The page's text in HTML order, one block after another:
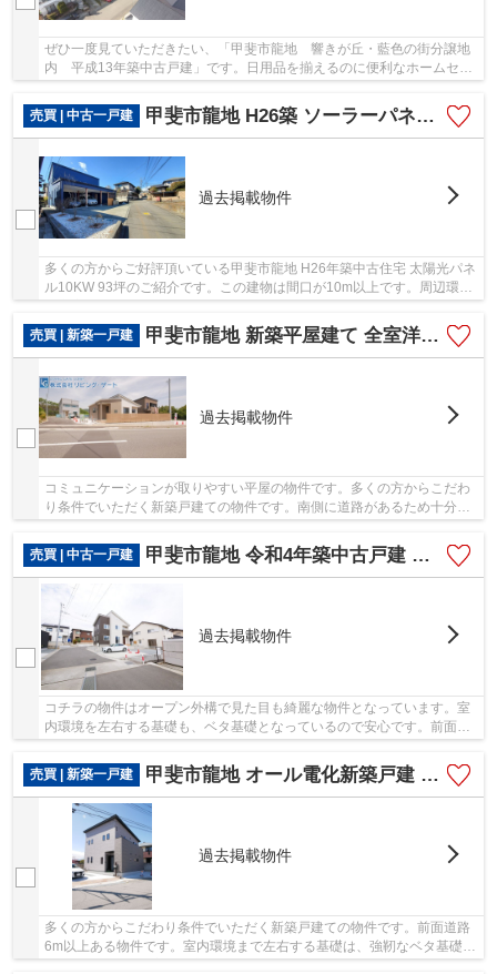
ぜひ一度見ていただきたい、「甲斐市龍地 響きが丘・藍色の街分譲地
内 平成13年築中古戸建」です。日用品を揃えるのに便利なホームセン
売買 | 中古一戸建
甲斐市龍地 H26築 ソーラーパネル10K 年間売電52万円
過去掲載物件
多くの方からご好評頂いている甲斐市龍地 H26年築中古住宅 太陽光パネ
ル10KW 93坪のご紹介です。この建物は間口が10m以上です。周辺環境
売買 | 新築一戸建
甲斐市龍地 新築平屋建て 全室洋室南向き オール電化 南道路
過去掲載物件
コミュニケーションが取りやすい平屋の物件です。多くの方からこだわ
り条件でいただく新築戸建ての物件です。南側に道路があるため十分な
売買 | 中古一戸建
甲斐市龍地 令和4年築中古戸建 北西角地 車4台 ロフト有
過去掲載物件
コチラの物件はオープン外構で見た目も綺麗な物件となっています。室
内環境を左右する基礎も、ベタ基礎となっているので安心です。前面道
売買 | 新築一戸建
甲斐市龍地 オール電化新築戸建 4SLDK 車4台駐車可
過去掲載物件
多くの方からこだわり条件でいただく新築戸建ての物件です。前面道路
6m以上ある物件です。室内環境まで左右する基礎は、強靭なベタ基礎と
なっております。室内も広々とした、2024年8月...